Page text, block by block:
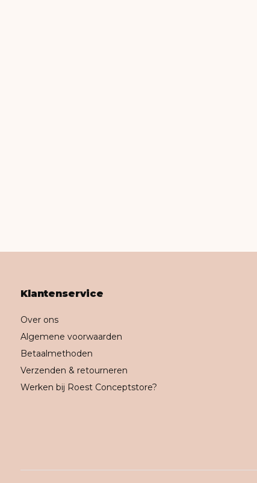
Klantenservice
Over ons
Algemene voorwaarden
Betaalmethoden
Verzenden & retourneren
Werken bij Roest Conceptstore?